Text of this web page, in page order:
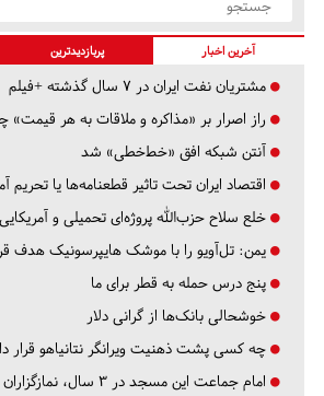
آخرین اخبار پربازدیدترین
مشتریان نفت ایران در ۷ سال گذشته +فیلم
راز اصرار بر «مذاکره و ملاقات به هر
آنتن شبکه افق «خط‌خطی» شد
اقتصاد ایران تحت تاثیر قطعنامه‌ها یا تحریم‌
خلع سلاح حزب‌الله پروژه‌ای تحمیلی و
یمن: تل‌آویو را با موشک هایپرسونیک هدف
پنج درس‌ حمله به قطر برای ما
خوشحالی بانک‌ها از گرانی دلار
چه کسی پشت ذهنیت ویرانگر نتانیاهو قرار
امام جماعت این مسجد در ۳ سال، نمازگزاران را ۴ برابر کرد